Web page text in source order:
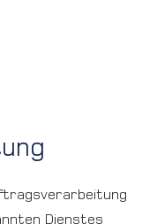
Dienstes